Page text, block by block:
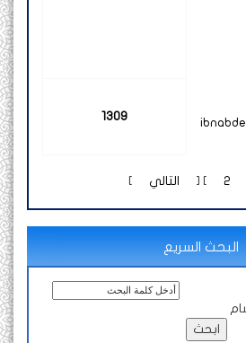
ibnabdel
1309
2
]
[ التالي ]
البحث السريع